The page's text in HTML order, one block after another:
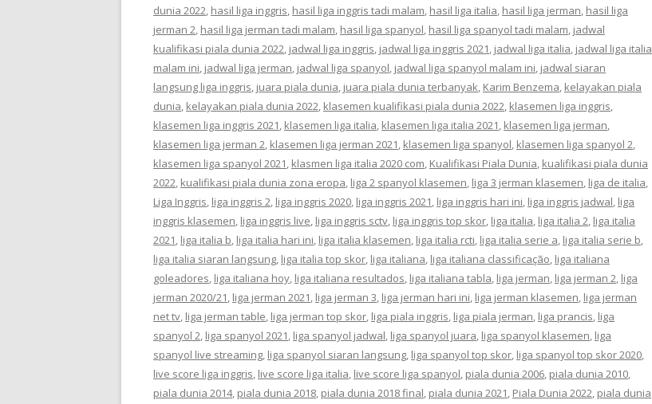
dunia 2022, hasil liga inggris, hasil liga inggris tadi malam, hasil liga italia, hasil liga jerman, hasil liga
jerman 2, hasil liga jerman tadi malam, hasil liga spanyol, hasil liga spanyol tadi malam, jadwal
kualifikasi piala dunia 2022, jadwal liga inggris, jadwal liga inggris 2021, jadwal liga italia, jadwal liga italia
malam ini, jadwal liga jerman, jadwal liga spanyol, jadwal liga spanyol malam ini, jadwal siaran
langsung liga inggris, juara piala dunia, juara piala dunia terbanyak, Karim Benzema, kelayakan piala
dunia, kelayakan piala dunia 2022, klasemen kualifikasi piala dunia 2022, klasemen liga inggris,
klasemen liga inggris 2021, klasemen liga italia, klasemen liga italia 2021, klasemen liga jerman,
klasemen liga jerman 2, klasemen liga jerman 2021, klasemen liga spanyol, klasemen liga spanyol 2,
klasemen liga spanyol 2021, klasmen liga italia 2020 com, Kualifikasi Piala Dunia, kualifikasi piala dunia
2022, kualifikasi piala dunia zona eropa, liga 2 spanyol klasemen, liga 3 jerman klasemen, liga de italia,
Liga Inggris, liga inggris 2, liga inggris 2020, liga inggris 2021, liga inggris hari ini, liga inggris jadwal, liga
inggris klasemen, liga inggris live, liga inggris sctv, liga inggris top skor, liga italia, liga italia 2, liga italia
2021, liga italia b, liga italia hari ini, liga italia klasemen, liga italia rcti, liga italia serie a, liga italia serie b,
liga italia siaran langsung, liga italia top skor, liga italiana, liga italiana classificação, liga italiana
goleadores, liga italiana hoy, liga italiana resultados, liga italiana tabla, liga jerman, liga jerman 2, liga
jerman 2020/21, liga jerman 2021, liga jerman 3, liga jerman hari ini, liga jerman klasemen, liga jerman
net tv, liga jerman table, liga jerman top skor, liga piala inggris, liga piala jerman, liga prancis, liga
spanyol 2, liga spanyol 2021, liga spanyol jadwal, liga spanyol juara, liga spanyol klasemen, liga
spanyol live streaming, liga spanyol siaran langsung, liga spanyol top skor, liga spanyol top skor 2020,
live score liga inggris, live score liga italia, live score liga spanyol, piala dunia 2006, piala dunia 2010,
piala dunia 2014, piala dunia 2018, piala dunia 2018 final, piala dunia 2021, Piala Dunia 2022, piala dunia